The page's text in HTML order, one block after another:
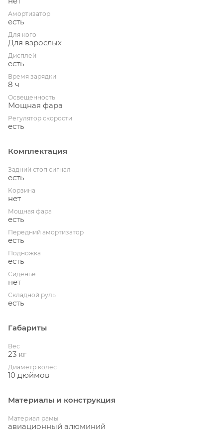
Амортизатор
есть
Для кого
Для взрослых
Дисплей
есть
Время зарядки
8 ч
Освещенность
Мощная фара
Регулятор скорости
есть
Комплектация
Задний стоп сигнал
есть
Корзина
нет
Мощная фара
есть
Передний амортизатор
есть
Подножка
есть
Сиденье
нет
Складной руль
есть
Габариты
Вес
23 кг
Диаметр колес
10 дюймов
Материалы и конструкция
Материал рамы
авиационный алюминий